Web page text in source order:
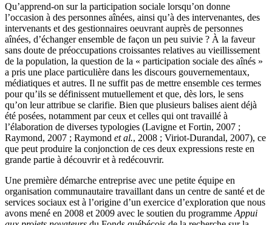
Qu’apprend-on sur la participation sociale lorsqu’on donne
l’occasion à des personnes aînées, ainsi qu’à des intervenantes, des
intervenants et des gestionnaires oeuvrant auprès de personnes
aînées, d’échanger ensemble de façon un peu suivie ? À la faveur
sans doute de préoccupations croissantes relatives au vieillissement
de la population, la question de la « participation sociale des aînés »
a pris une place particulière dans les discours gouvernementaux,
médiatiques et autres. Il ne suffit pas de mettre ensemble ces termes
pour qu’ils se définissent mutuellement et que, dès lors, le sens
qu’on leur attribue se clarifie. Bien que plusieurs balises aient déjà
été posées, notamment par ceux et celles qui ont travaillé à
l’élaboration de diverses typologies (Lavigne et Fortin, 2007 ;
Raymond, 2007 ; Raymond et al., 2008 ; Viriot-Durandal, 2007), ce
que peut produire la conjonction de ces deux expressions reste en
grande partie à découvrir et à redécouvrir.
Une première démarche entreprise avec une petite équipe en
organisation communautaire travaillant dans un centre de santé et de
services sociaux est à l’origine d’un exercice d’exploration que nous
avons mené en 2008 et 2009 avec le soutien du programme Appui